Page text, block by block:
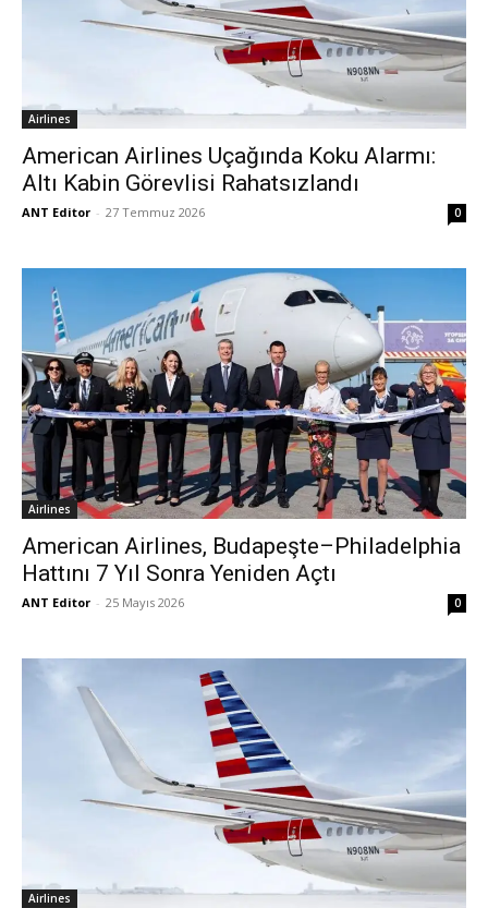
Airlines
American Airlines Uçağında Koku Alarmı:
Altı Kabin Görevlisi Rahatsızlandı
ANT Editor - 27 Temmuz 2026 0
Airlines
American Airlines, Budapeşte–Philadelphia
Hattını 7 Yıl Sonra Yeniden Açtı
ANT Editor - 25 Mayıs 2026 0
Airlines